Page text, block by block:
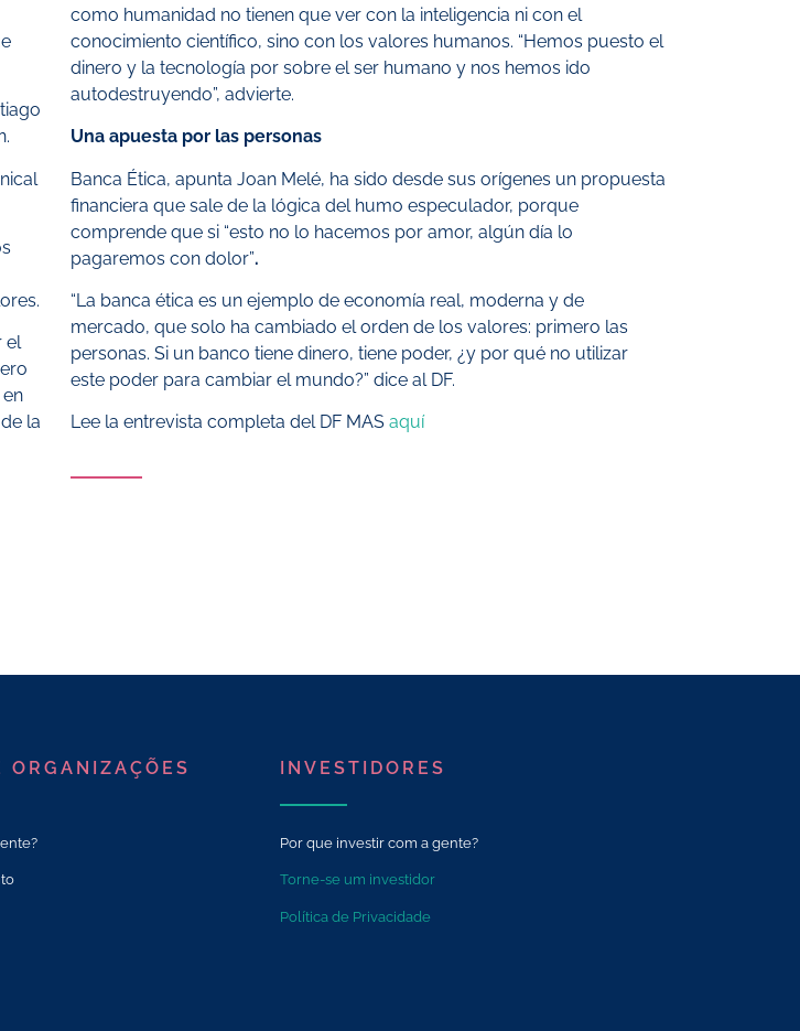
el
la
como humanidad no tienen que ver con la inteligencia ni con el
conocimiento científico, sino con los valores humanos. “Hemos puesto el
dinero y la tecnología por sobre el ser humano y nos hemos ido
autodestruyendo”, advierte.
Una apuesta por las personas
Banca Ética, apunta Joan Melé, ha sido desde sus orígenes un propuesta
financiera que sale de la lógica del humo especulador, porque
comprende que si “esto no lo hacemos por amor, algún día lo
pagaremos con dolor”.
“La banca ética es un ejemplo de economía real, moderna y de
mercado, que solo ha cambiado el orden de los valores: primero las
personas. Si un banco tiene dinero, tiene poder, ¿y por qué no utilizar
este poder para cambiar el mundo?” dice al DF.
Lee la entrevista completa del DF MAS aquí
ORGANIZAÇÕES INVESTIDORES
Por que investir com a gente?
Torne-se um investidor
Política de Privacidade